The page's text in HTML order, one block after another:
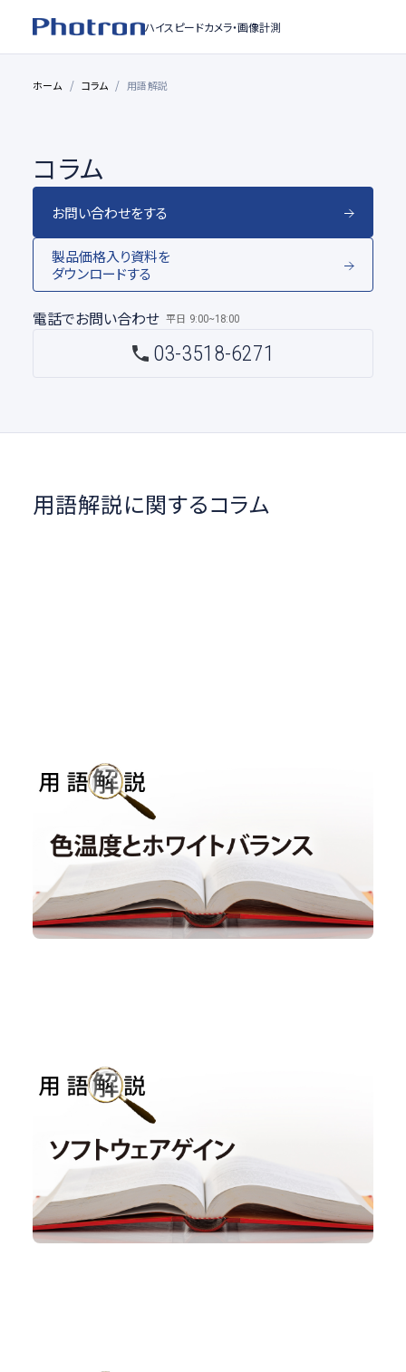
ハイスピードカメラ・画像計測
ホーム コラム 用語解説
コラム
お問い合わせをする
製品価格入り資料を
ダウンロードする
電話でお問い合わせ 平日 9:00~18:00
03-3518-6271
用語解説に関するコラム
用語解説｜色温度とホワイトバランス
#ホワイトバランス
用語解説｜ソフトウェアゲイン
#ルックアップテーブル